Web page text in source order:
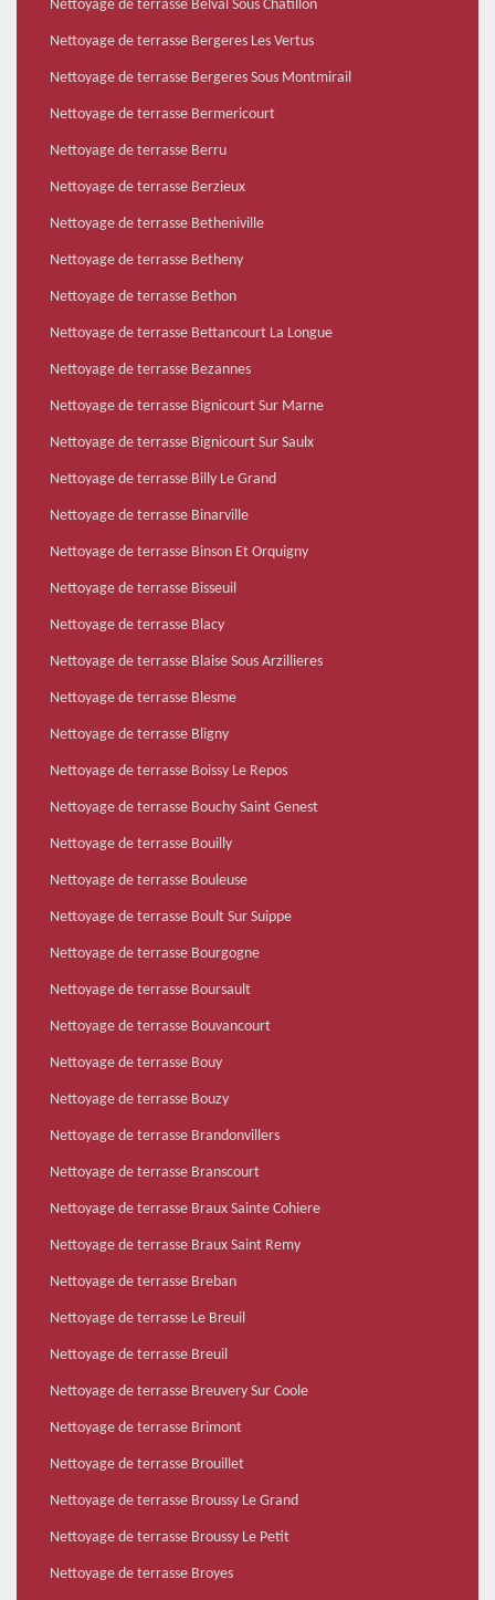
Nettoyage de terrasse Belval Sous Chatillon
Nettoyage de terrasse Bergeres Les Vertus
Nettoyage de terrasse Bergeres Sous Montmirail
Nettoyage de terrasse Bermericourt
Nettoyage de terrasse Berru
Nettoyage de terrasse Berzieux
Nettoyage de terrasse Betheniville
Nettoyage de terrasse Betheny
Nettoyage de terrasse Bethon
Nettoyage de terrasse Bettancourt La Longue
Nettoyage de terrasse Bezannes
Nettoyage de terrasse Bignicourt Sur Marne
Nettoyage de terrasse Bignicourt Sur Saulx
Nettoyage de terrasse Billy Le Grand
Nettoyage de terrasse Binarville
Nettoyage de terrasse Binson Et Orquigny
Nettoyage de terrasse Bisseuil
Nettoyage de terrasse Blacy
Nettoyage de terrasse Blaise Sous Arzillieres
Nettoyage de terrasse Blesme
Nettoyage de terrasse Bligny
Nettoyage de terrasse Boissy Le Repos
Nettoyage de terrasse Bouchy Saint Genest
Nettoyage de terrasse Bouilly
Nettoyage de terrasse Bouleuse
Nettoyage de terrasse Boult Sur Suippe
Nettoyage de terrasse Bourgogne
Nettoyage de terrasse Boursault
Nettoyage de terrasse Bouvancourt
Nettoyage de terrasse Bouy
Nettoyage de terrasse Bouzy
Nettoyage de terrasse Brandonvillers
Nettoyage de terrasse Branscourt
Nettoyage de terrasse Braux Sainte Cohiere
Nettoyage de terrasse Braux Saint Remy
Nettoyage de terrasse Breban
Nettoyage de terrasse Le Breuil
Nettoyage de terrasse Breuil
Nettoyage de terrasse Breuvery Sur Coole
Nettoyage de terrasse Brimont
Nettoyage de terrasse Brouillet
Nettoyage de terrasse Broussy Le Grand
Nettoyage de terrasse Broussy Le Petit
Nettoyage de terrasse Broyes